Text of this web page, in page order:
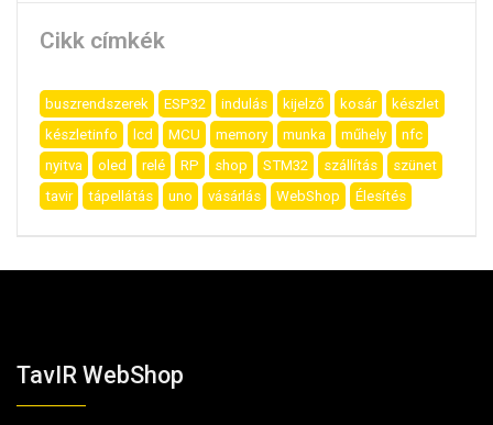
Cikk címkék
buszrendszerek ESP32 indulás kijelző kosár
készlet
készletinfo
lcd MCU memory munka műhely
nfc
nyitva
oled relé RP shop STM32 szállítás
szünet
tavir
tápellátás uno vásárlás WebShop Élesítés
TavIR WebShop